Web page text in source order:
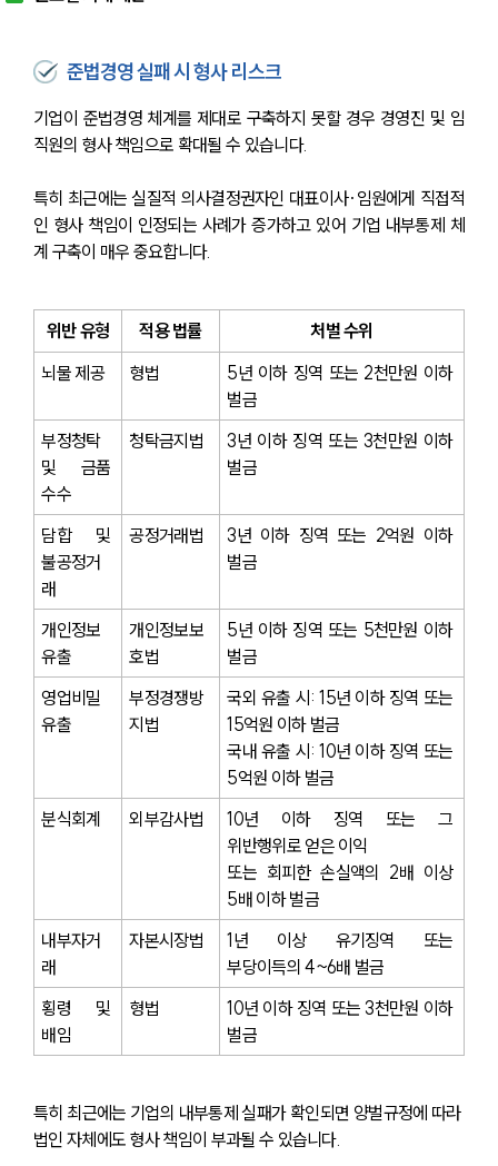
준법경영 실패 시 형사 리스크
기업이 준법경영 체계를 제대로 구축하지 못할 경우 경영진 및 임
직원의 형사 책임으로 확대될 수 있습니다.
특히 최근에는 실질적 의사결정권자인 대표이사·임원에게 직접적
인 형사 책임이 인정되는 사례가 증가하고 있어 기업 내부통제 체
계 구축이 매우 중요합니다.
위반 유형 적용 법률
처벌 수위
뇌물 제공
형법
5년 이하 징역 또는 2천만원 이하
벌금
부정청탁
및 금품
수수
청탁금지법
3년 이하 징역 또는 3천만원 이하
벌금
담합 및
불공정거
래
공정거래법
3년 이하 징역 또는 2억원 이하
벌금
개인정보
유출
개인정보보
호법
5년 이하 징역 또는 5천만원 이하
벌금
영업비밀
유출
부정경쟁방
지법
국외 유출 시: 15년 이하 징역 또는
15억원 이하 벌금
국내 유출 시: 10년 이하 징역 또는
5억원 이하 벌금
분식회계
외부감사법
10년 이하 징역 또는 그
위반행위로 얻은 이익
또는 회피한 손실액의 2배 이상
5배 이하 벌금
내부자거
래
자본시장법
1년 이상 유기징역 또는
부당이득의 4~6배 벌금
횡령 및
배임
형법
10년 이하 징역 또는 3천만원 이하
벌금
특히 최근에는 기업의 내부통제 실패가 확인되면 양벌규정에 따라
법인 자체에도 형사 책임이 부과될 수 있습니다.